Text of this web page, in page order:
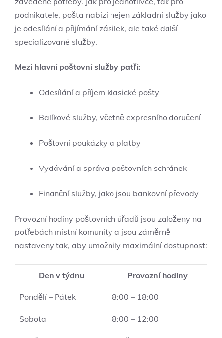
podnikatele, pošta nabízí nejen základní služby jako
je odesílání a přijímání zásilek, ale také další
specializované služby.
Mezi hlavní poštovní služby patří:
Odesílání a příjem klasické pošty
Balíkové služby, včetně expresního doručení
Poštovní poukázky a platby
Vydávání a správa poštovních schránek
Finanční služby, jako jsou bankovní převody
Provozní hodiny poštovních úřadů jsou založeny na
potřebách místní komunity a jsou záměrně
nastaveny tak, aby umožnily maximální dostupnost:
Den v týdnu Provozní hodiny
Pondělí – Pátek 8:00 – 18:00
Sobota 8:00 – 12:00